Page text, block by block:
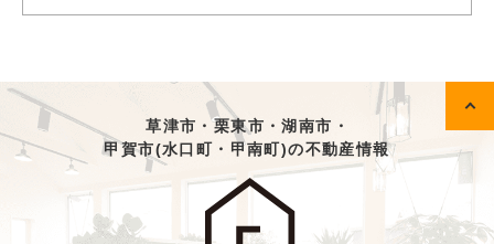
草津市・栗東市・湖南市・
甲賀市(水口町・甲南町)の不動産情報